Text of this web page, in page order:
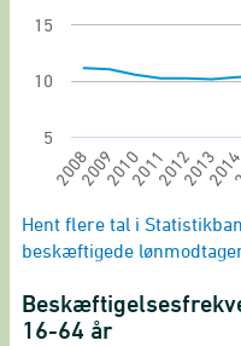
200820092010201120122013
5
10
15
End of interactive
Hent flere tal i
beskæftigede
16-64 år